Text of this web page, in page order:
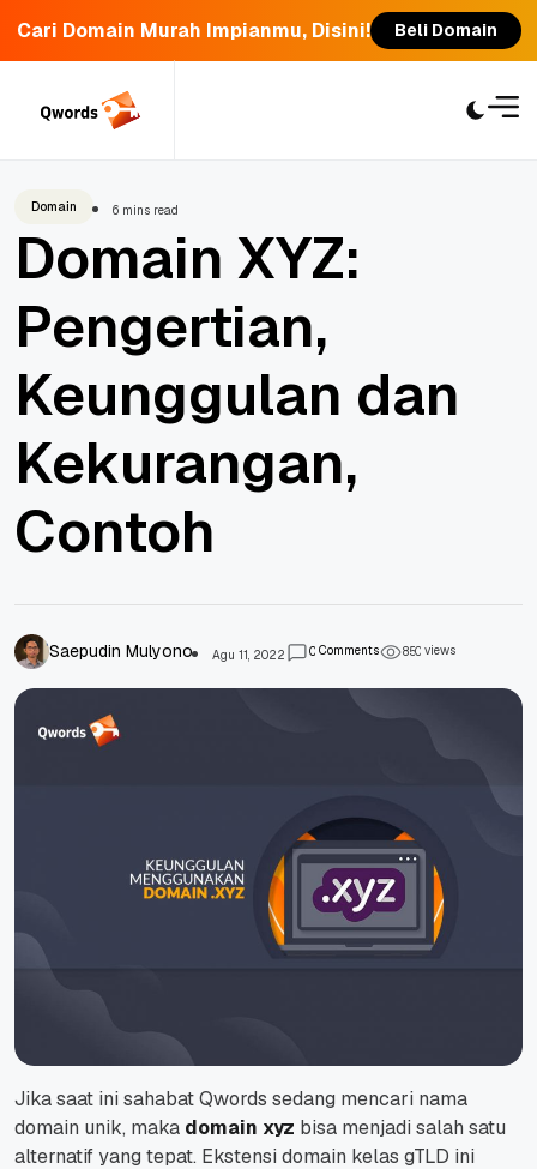
Cari Domain Murah Impianmu, Disini! Beli Domain
Domain 6 mins read
Domain XYZ:
Pengertian,
Keunggulan dan
Kekurangan,
Contoh
Saepudin Mulyono Agu 11, 2022 0Comments 850views
Jika saat ini sahabat Qwords sedang mencari nama
domain unik, maka domain xyz bisa menjadi salah satu
alternatif yang tepat. Ekstensi domain kelas gTLD ini